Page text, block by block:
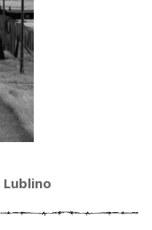
Lublino